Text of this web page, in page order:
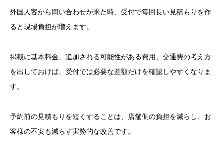
外国人客から問い合わせが来た時、受付で毎回長い見積もりを作
ると現場負担が増えます。
掲載に基本料金、追加される可能性がある費用、交通費の考え方
を出しておけば、受付では必要な差額だけを確認しやすくなりま
す。
予約前の見積もりを短くすることは、店舗側の負担を減らし、お
客様の不安も減らす実務的な改善です。